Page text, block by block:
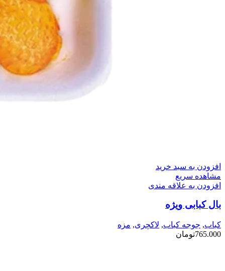
افزودن به سبد خرید
مشاهده سریع
افزودن به علاقه مندی
بال کبابی ویژه
کباب, جوجه کباب, لاکچری, مزه
765.000تومان